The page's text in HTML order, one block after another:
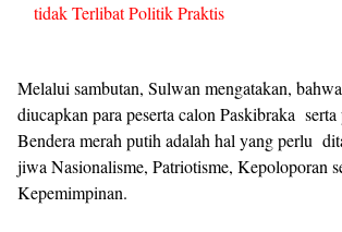
tidak Terlibat Politik Praktis
Melalui sambutan, Sulwan mengatakan,
diucapkan para peserta calon Paskibraka
Bendera merah putih adalah hal yang perlu
jiwa Nasionalisme, Patriotisme, Kepoloporan
Kepemimpinan.